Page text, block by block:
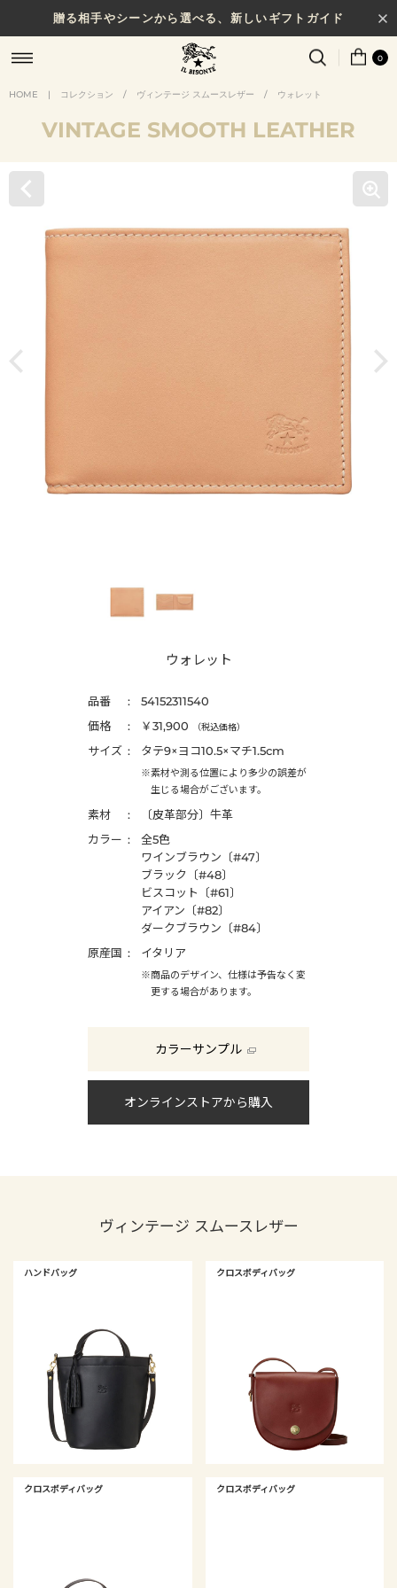
贈る相手やシーンから選べる、新しいギフトガイド
0
HOME | コレクション / ヴィンテージ スムースレザー / ウォレット
VINTAGE SMOOTH LEATHER
ウォレット
品番
54152311540
価格
￥31,900 （税込価格）
サイズ タテ9×ヨコ10.5×マチ1.5cm
※素材や測る位置により多少の誤差が
生じる場合がございます。
素材
〔皮革部分〕牛革
カラー
全5色
ワインブラウン〔#47〕
ブラック〔#48〕
ビスコット〔#61〕
アイアン〔#82〕
ダークブラウン〔#84〕
原産国
イタリア
※商品のデザイン、仕様は予告なく変
更する場合があります。
カラーサンプル
オンラインストアから購入
ヴィンテージ スムースレザー
ハンドバッグ クロスボディバッグ
クロスボディバッグ クロスボディバッグ